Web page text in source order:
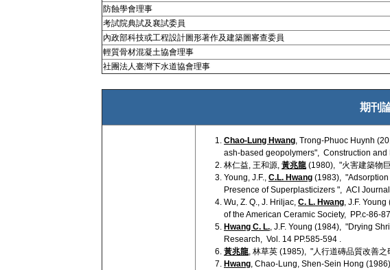
防蝕學會理事
考試院典試及襄試委員
內政部科技或工程設計圖形著作及建築圖審查委員
輕質骨材混凝土協會理事
社團法人臺灣下水道協會理事
期刊
Chao-Lung Hwang, Trong-Phuoc Huynh
ash-based geopolymers", Construction
林仁益, 王和源, 黃兆龍 (1980), "火害建築物
Young, J.F., C.L. Hwang (1983), "Adsorption
Presence of Superplasticizers ", ACI
Wu, Z. Q., J. Hriljac, C. L. Hwang, J.F.
of the American Ceramic Society, PP.c-86-
Hwang C. L., J.F. Young (1984), "Drying
Research, Vol. 14 PP.585-594 .
黃兆龍, 林草英 (1985), "人行道磚品質改善
Hwang, Chao-Lung, Shen-Sein Hong